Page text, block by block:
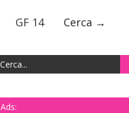
GF 14 Cerca →
Ads: